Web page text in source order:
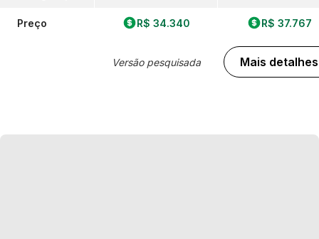
Preço R$ 34.340
Versão pesquisada
R$ 37.767
Mais detalhes